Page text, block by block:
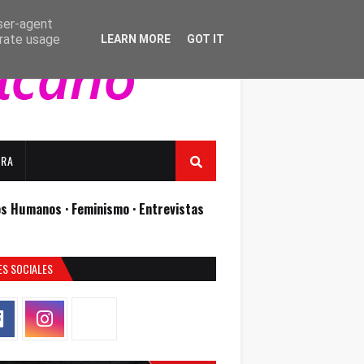
Humanos · Feminismo · Entrevistas
SOCIALES
agent
usage
LEARN MORE GOT IT